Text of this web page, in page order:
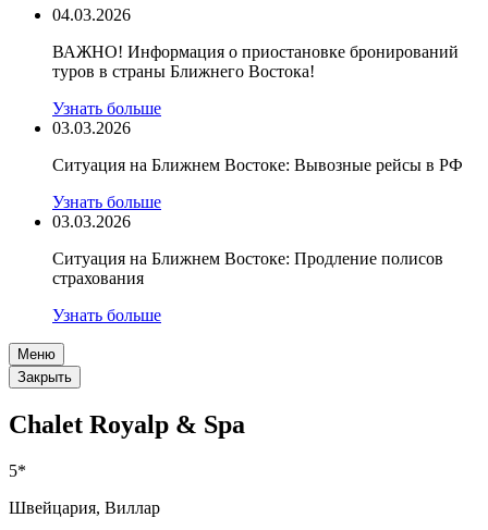
04.03.2026
ВАЖНО! Информация о приостановке бронирований
туров в страны Ближнего Востока!
Узнать больше
03.03.2026
Ситуация на Ближнем Востоке: Вывозные рейсы в РФ
Узнать больше
03.03.2026
Ситуация на Ближнем Востоке: Продление полисов
страхования
Узнать больше
Меню
Закрыть
Chalet Royalp & Spa
5*
Швейцария, Виллар